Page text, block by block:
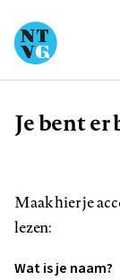
Je bent er
Maak hier je
lezen:
Wat is je naam?